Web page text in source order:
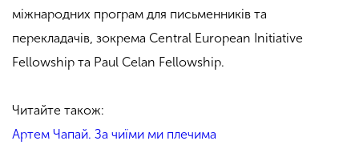
міжнародних програм для письменників та
перекладачів, зокрема Central European Initiative
Fellowship та Paul Celan Fellowship.
Читайте також:
Артем Чапай. За чиїми ми плечима